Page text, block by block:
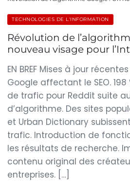
TECHNOLOGIES DE L'INFORMATION
Révolution de
nouveau visage pour
EN BREF Mises à jour
Google affectant le SEO.
de trafic pour Reddit suite
d’algorithme. Des sites
et Urban Dictionary
trafic. Introduction de
les résultats de recherche.
contenu original des
entreprises. […]